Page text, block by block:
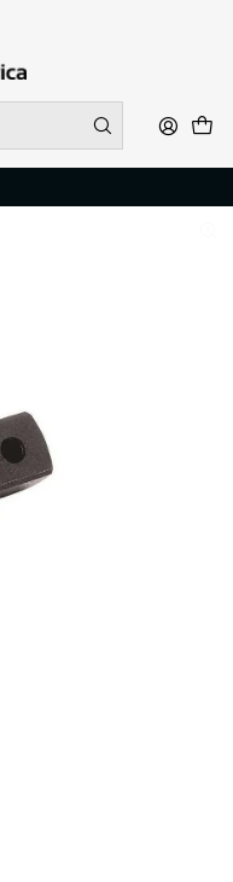
TIENDA, DESDE
HERRAMIENTAS
1/2'' A 3/4''